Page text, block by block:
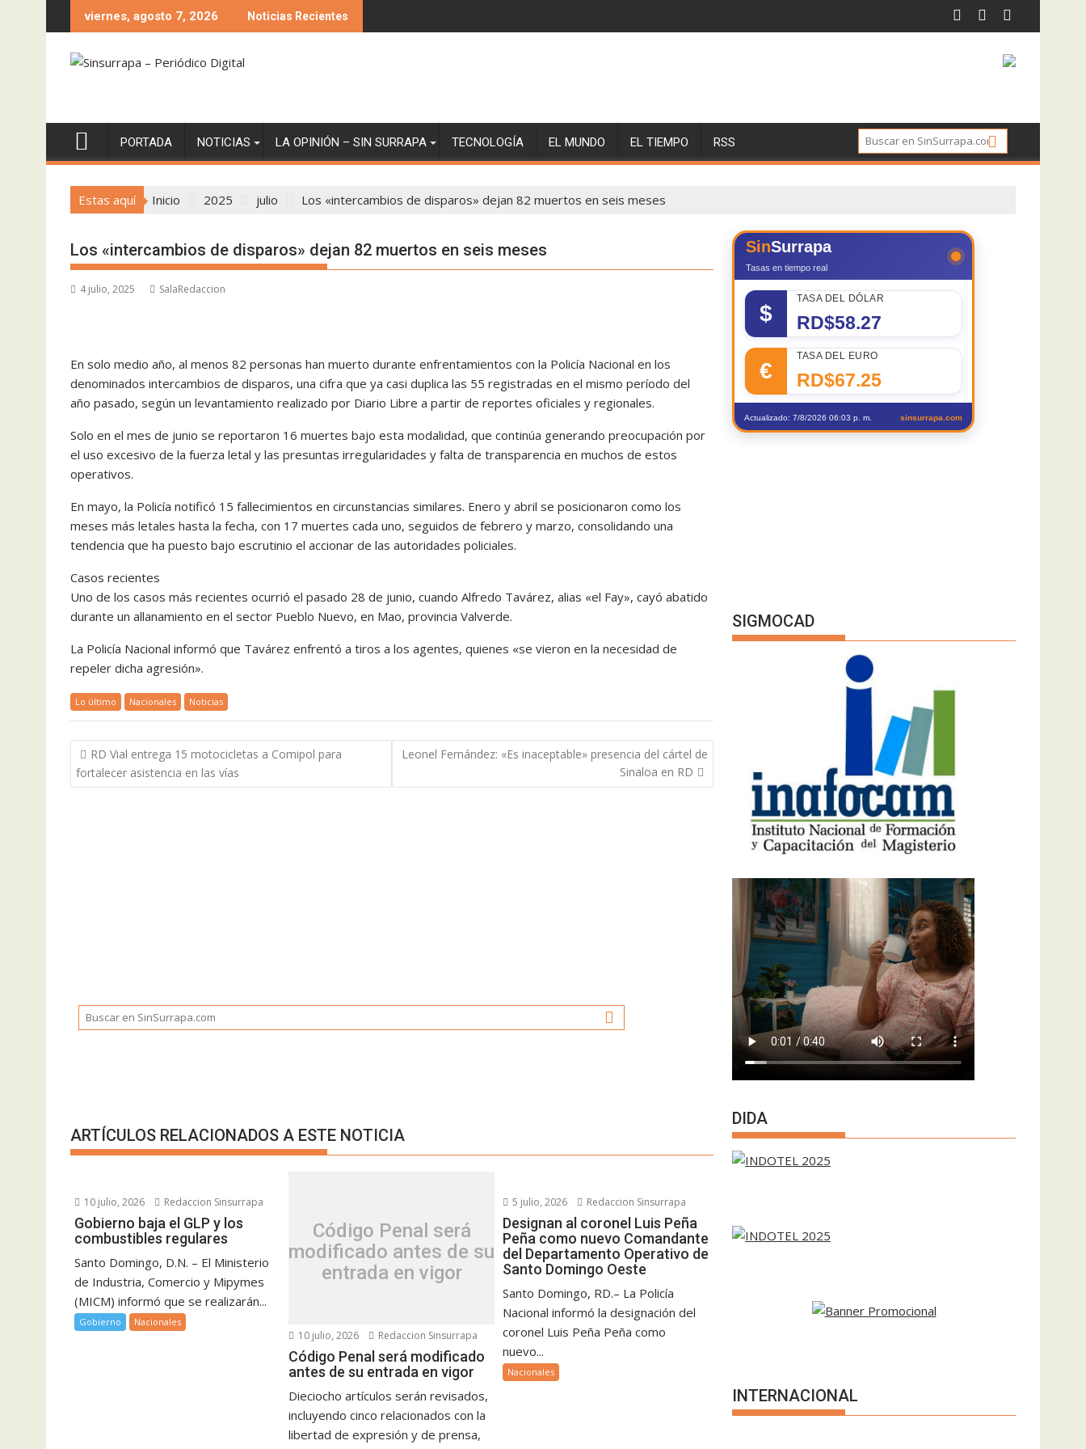
al
viernes, agosto 7, 2026 Noticias Recientes
PORTADA NOTICIAS LA OPINIÓN – SIN SURRAPA TECNOLOGÍA EL MUNDO EL TIEMPO RSS
Estas aquí Inicio 2025 julio Los «intercambios de disparos» dejan 82 muertos en seis meses
Los «intercambios de disparos» dejan 82 muertos en seis meses
4 julio, 2025 SalaRedaccion
En solo medio año, al menos 82 personas han muerto durante enfrentamientos con la Policía Nacional en los
denominados intercambios de disparos, una cifra que ya casi duplica las 55 registradas en el mismo período del
año pasado, según un levantamiento realizado por Diario Libre a partir de reportes oficiales y regionales.
Solo en el mes de junio se reportaron 16 muertes bajo esta modalidad, que continúa generando preocupación por
el uso excesivo de la fuerza letal y las presuntas irregularidades y falta de transparencia en muchos de estos
operativos.
En mayo, la Policía notificó 15 fallecimientos en circunstancias similares. Enero y abril se posicionaron como los
meses más letales hasta la fecha, con 17 muertes cada uno, seguidos de febrero y marzo, consolidando una
tendencia que ha puesto bajo escrutinio el accionar de las autoridades policiales.
Casos recientes
Uno de los casos más recientes ocurrió el pasado 28 de junio, cuando Alfredo Tavárez, alias «el Fay», cayó abatido
durante un allanamiento en el sector Pueblo Nuevo, en Mao, provincia Valverde.
La Policía Nacional informó que Tavárez enfrentó a tiros a los agentes, quienes «se vieron en la necesidad de
repeler dicha agresión».
Lo último Nacionales Noticias
Navegación
de
entradas
RD Vial entrega 15 motocicletas a Comipol para
fortalecer asistencia en las vías
Leonel Fernández: «Es inaceptable» presencia del cártel de
Sinaloa en RD
ARTÍCULOS RELACIONADOS A ESTE NOTICIA
10 julio, 2026 Redaccion Sinsurrapa
Gobierno baja el GLP y los
combustibles regulares
Santo Domingo, D.N. – El Ministerio
de Industria, Comercio y Mipymes
(MICM) informó que se realizarán...
Gobierno Nacionales
Código Penal será
modificado antes de su
entrada en vigor
10 julio, 2026 Redaccion Sinsurrapa
Código Penal será modificado
antes de su entrada en vigor
Dieciocho artículos serán revisados,
incluyendo cinco relacionados con la
libertad de expresión y de prensa,
5 julio, 2026 Redaccion Sinsurrapa
Designan al coronel Luis Peña
Peña como nuevo Comandante
del Departamento Operativo de
Santo Domingo Oeste
Santo Domingo, RD.– La Policía
Nacional informó la designación del
coronel Luis Peña Peña como
nuevo...
Nacionales
SinSurrapa
Tasas en tiempo real
$
TASA DEL DÓLAR
RD$58.27
€
TASA DEL EURO
RD$67.25
Actualizado: 7/8/2026 06:03 p. m. sinsurrapa.com
SIGMOCAD
DIDA
INTERNACIONAL